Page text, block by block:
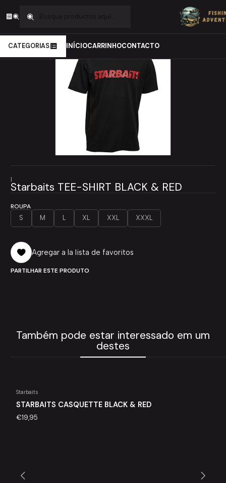
CATEGORIAS INÍCIOCARRINHOCONTACTO
|
Starbaits TEE-SHIRT BLACK & RED
ROUPA
S M L XL XXL XXXL
Agregar a la lista de favoritos
PARTILHAR ESTE PRODUTO
Também pode estar interessado em um
destes
Starbaits
STARBAITS CASQUETTE BLACK & RED
€19,95